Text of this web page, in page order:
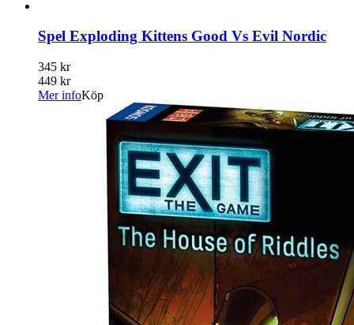
Spel Exploding Kittens Good Vs Evil Nordic
345 kr
449 kr
Mer infoKöp